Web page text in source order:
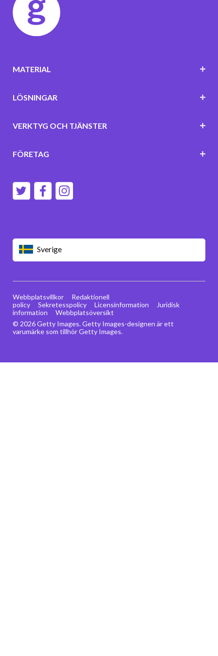
Sverige
MATERIAL
LÖSNINGAR
VERKTYG OCH TJÄNSTER
FÖRETAG
© 2026 Getty Images. Getty Images-designen är ett
varumärke som tillhör Getty Images.
Webbplatsvillkor
Redaktionell
policy
Sekretesspolicy Licensinformation
Juridisk
information
Webbplatsöversikt